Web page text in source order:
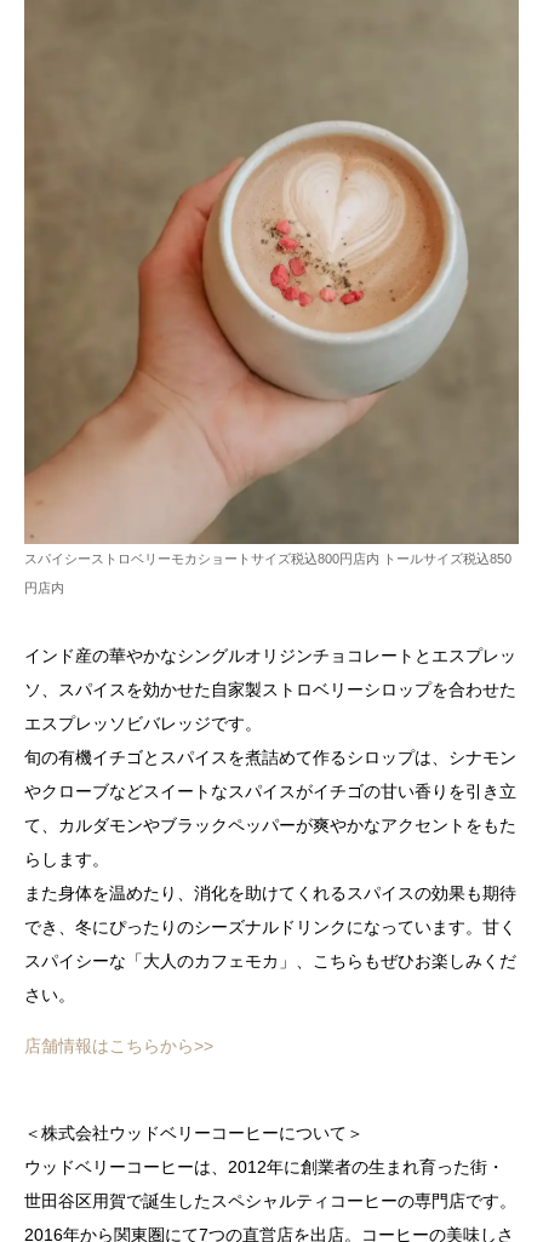
スパイシーストロベリーモカショートサイズ税込800円店内 トールサイズ税込850
円店内
インド産の華やかなシングルオリジンチョコレートとエスプレッ
ソ、スパイスを効かせた自家製ストロベリーシロップを合わせた
エスプレッソビバレッジです。
旬の有機イチゴとスパイスを煮詰めて作るシロップは、シナモン
やクローブなどスイートなスパイスがイチゴの甘い香りを引き立
て、カルダモンやブラックペッパーが爽やかなアクセントをもた
らします。
また身体を温めたり、消化を助けてくれるスパイスの効果も期待
でき、冬にぴったりのシーズナルドリンクになっています。甘く
スパイシーな「大人のカフェモカ」、こちらもぜひお楽しみくだ
さい。
店舗情報はこちらから>>
＜株式会社ウッドベリーコーヒーについて＞
ウッドベリーコーヒーは、2012年に創業者の生まれ育った街・
世田谷区用賀で誕生したスペシャルティコーヒーの専門店です。
2016年から関東圏にて7つの直営店を出店。コーヒーの美味しさ